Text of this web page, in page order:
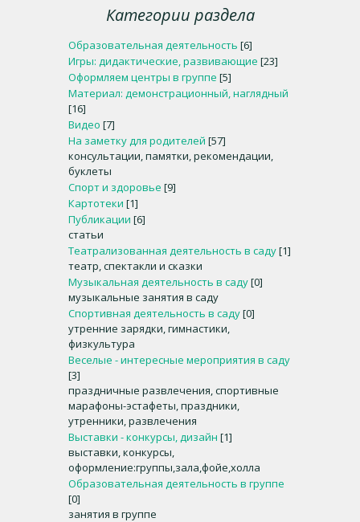
Категории раздела
Образовательная деятельность [6]
Игры: дидактические, развивающие [23]
Оформляем центры в группе [5]
Материал: демонстрационный, наглядный
[16]
Видео [7]
На заметку для родителей [57]
консультации, памятки, рекомендации,
буклеты
Спорт и здоровье [9]
Картотеки [1]
Публикации [6]
статьи
Театрализованная деятельность в саду[1]
театр, спектакли и сказки
Музыкальная деятельность в саду[0]
музыкальные занятия в саду
Спортивная деятельность в саду[0]
утренние зарядки, гимнастики,
физкультура
Веселые - интересные мероприятия в саду
[3]
праздничные развлечения, спортивные
марафоны-эстафеты, праздники,
утренники, развлечения
Выставки - конкурсы, дизайн [1]
выставки, конкурсы,
оформление:группы,зала,фойе,холла
Образовательная деятельность в группе
[0]
занятия в группе